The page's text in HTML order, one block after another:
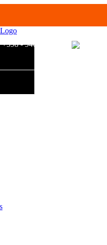
+598 - 94680056